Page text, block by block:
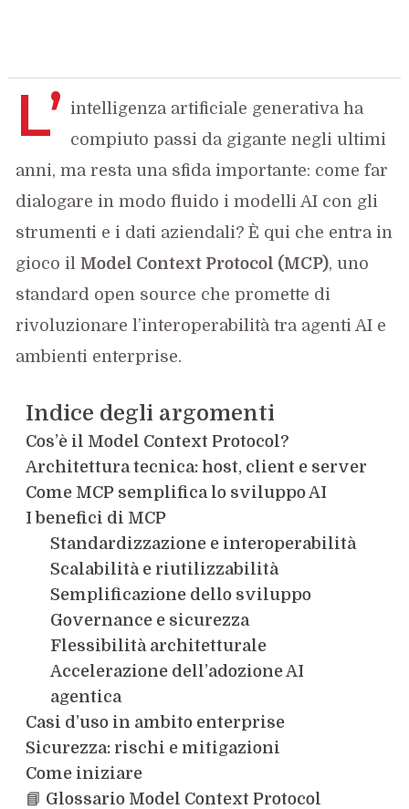
L’ intelligenza artificiale generativa ha
compiuto passi da gigante negli ultimi
anni, ma resta una sfida importante: come far
dialogare in modo fluido i modelli AI con gli
strumenti e i dati aziendali? È qui che entra in
gioco il Model Context Protocol (MCP), uno
standard open source che promette di
rivoluzionare l’interoperabilità tra agenti AI e
ambienti enterprise.
Indice degli argomenti
Cos’è il Model Context Protocol?
Architettura tecnica: host, client e server
Come MCP semplifica lo sviluppo AI
I benefici di MCP
Standardizzazione e interoperabilità
Scalabilità e riutilizzabilità
Semplificazione dello sviluppo
Governance e sicurezza
Flessibilità architetturale
Accelerazione dell’adozione AI
agentica
Casi d’uso in ambito enterprise
Sicurezza: rischi e mitigazioni
Come iniziare
📘 Glossario Model Context Protocol